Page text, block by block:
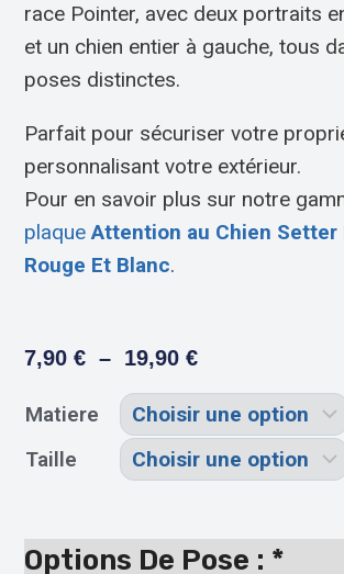
race Pointer, avec deux portraits
et un chien entier à gauche, tous
poses distinctes.
Parfait pour sécuriser votre
personnalisant votre extérieur.
Pour en savoir plus sur notre
plaqueAttention au Chien Setter
Rouge Et Blanc.
7,90€ – 19,90€
Matiere
Taille
Options De Pose : *